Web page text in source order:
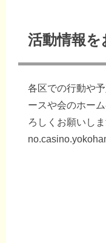
活動情報
各区での行動や
ースや会のホー
ろしくお願いしま